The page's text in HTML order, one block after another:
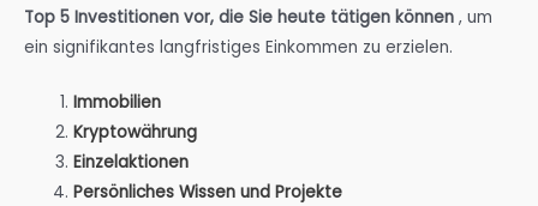
Top 5 Investitionen vor, die Sie heute tätigen können , um
ein signifikantes langfristiges Einkommen zu erzielen.
Immobilien
Kryptowährung
Einzelaktionen
Persönliches Wissen und Projekte